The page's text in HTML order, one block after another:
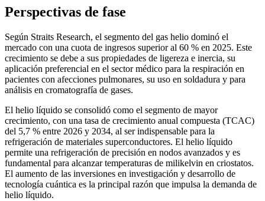
Perspectivas de fase
Según Straits Research, el segmento del gas helio dominó el
mercado con una cuota de ingresos superior al 60 % en 2025. Este
crecimiento se debe a sus propiedades de ligereza e inercia, su
aplicación preferencial en el sector médico para la respiración en
pacientes con afecciones pulmonares, su uso en soldadura y para
análisis en cromatografía de gases.
El helio líquido se consolidó como el segmento de mayor
crecimiento, con una tasa de crecimiento anual compuesta (TCAC)
del 5,7 % entre 2026 y 2034, al ser indispensable para la
refrigeración de materiales superconductores. El helio líquido
permite una refrigeración de precisión en nodos avanzados y es
fundamental para alcanzar temperaturas de milikelvin en criostatos.
El aumento de las inversiones en investigación y desarrollo de
tecnología cuántica es la principal razón que impulsa la demanda de
helio líquido.